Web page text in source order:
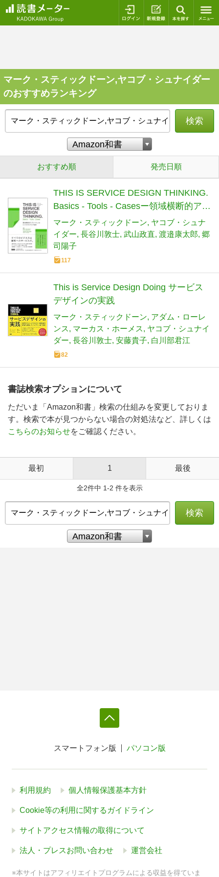
ログイン 新規登録
マーク・スティックドーン,ヤコブ・シュナイダー
のおすすめランキング
検索
おすすめ順 発売日順
THIS IS SERVICE DESIGN THINKING.
Basics - Tools - Casesー領域横断的アプ
ローチによるビジネスモデルの設計
マーク・スティックドーン ヤコブ・シュナ
イダー 長谷川敦士 武山政直 渡邉康太郎 郷
司陽子
117
This is Service Design Doing サービス
デザインの実践
マーク・スティックドーン アダム・ローレ
ンス
マーカス・ホーメス
ヤコブ・シュナイ
ダー 長谷川敦士 安藤貴子 白川部君江
82
書誌検索オプションについて
ただいま「Amazon和書」検索の仕組みを変更しておりま
す。検索で本が見つからない場合の対処法など、詳しくは
こちらのお知らせをご確認ください。
最初 1 最後
全2件中 1-2 件を表示
検索
スマートフォン版 パソコン版
利用規約 個人情報保護基本方針
Cookie等の利用に関するガイドライン
サイトアクセス情報の取得について
法人・プレスお問い合わせ 運営会社
※本サイトはアフィリエイトプログラムによる収益を得ていま